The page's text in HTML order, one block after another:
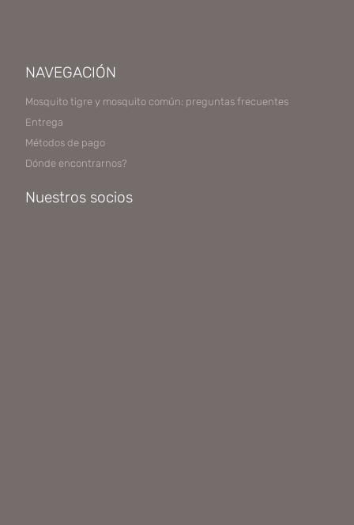
NAVEGACIÓN
Mosquito tigre y mosquito común: preguntas frecuentes
Entrega
Métodos de pago
Dónde encontrarnos?
Nuestros socios